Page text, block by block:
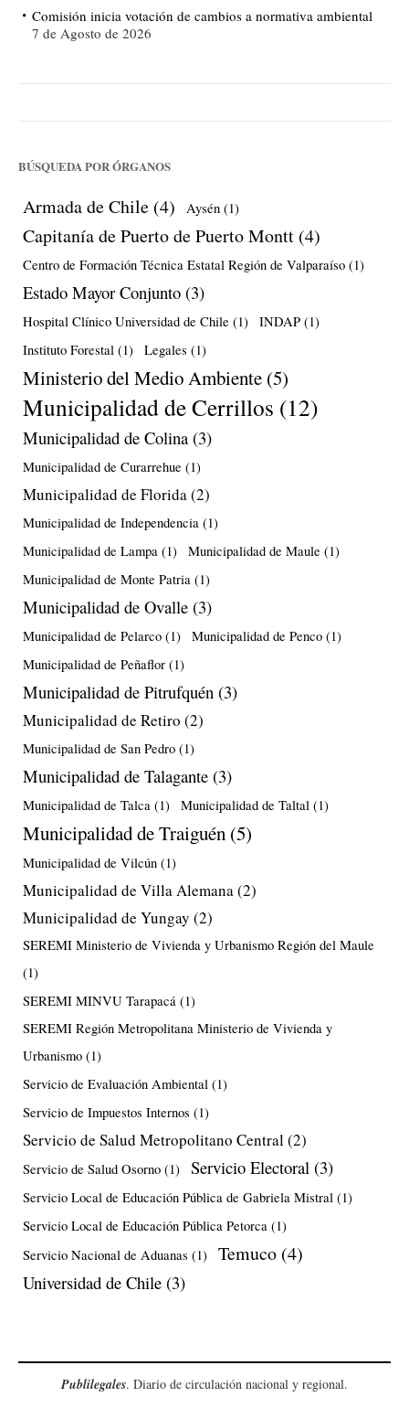
Comisión inicia votación de cambios a normativa ambiental
7 de Agosto de 2026
BÚSQUEDA POR ÓRGANOS
Armada de Chile (4) Aysén (1)
Capitanía de Puerto de Puerto Montt (4)
Centro de Formación Técnica Estatal Región de Valparaíso (1)
Estado Mayor Conjunto (3)
Hospital Clínico Universidad de Chile (1) INDAP (1)
Instituto Forestal (1) Legales (1)
Ministerio del Medio Ambiente (5)
Municipalidad de Cerrillos (12)
Municipalidad de Colina (3)
Municipalidad de Curarrehue (1)
Municipalidad de Florida(2)
Municipalidad de Independencia (1)
Municipalidad de Lampa (1) Municipalidad de Maule (1)
Municipalidad de Monte Patria (1)
Municipalidad de Ovalle (3)
Municipalidad de Pelarco (1) Municipalidad de Penco (1)
Municipalidad de Peñaflor (1)
Municipalidad de Pitrufquén (3)
Municipalidad de Retiro (2)
Municipalidad de San Pedro (1)
Municipalidad de Talagante (3)
Municipalidad de Talca (1) Municipalidad de Taltal (1)
Municipalidad de Traiguén (5)
Municipalidad de Vilcún (1)
Municipalidad de Villa Alemana(2)
Municipalidad de Yungay (2)
SEREMI Ministerio de Vivienda y Urbanismo Región del Maule
(1)
SEREMI MINVU Tarapacá (1)
SEREMI Región Metropolitana Ministerio de Vivienda y
Urbanismo (1)
Servicio de Evaluación Ambiental (1)
Servicio de Impuestos Internos (1)
Servicio de Salud Metropolitano Central(2)
Servicio de Salud Osorno (1) Servicio Electoral (3)
Servicio Local de Educación Pública de Gabriela Mistral (1)
Servicio Local de Educación Pública Petorca (1)
Servicio Nacional de Aduanas (1) Temuco (4)
Universidad de Chile (3)
Publilegales. Diario de circulación nacional y regional.